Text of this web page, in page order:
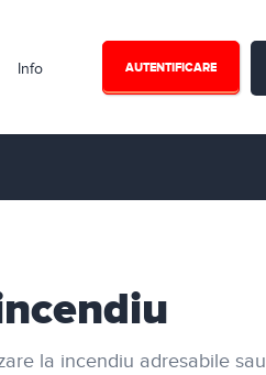
Info AUTENTIFICARE
la incendiu adresabile sau